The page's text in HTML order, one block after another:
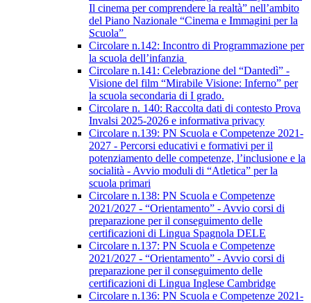
Il cinema per comprendere la realtà” nell’ambito
del Piano Nazionale “Cinema e Immagini per la
Scuola”
Circolare n.142: Incontro di Programmazione per
la scuola dell’infanzia
Circolare n.141: Celebrazione del “Dantedì” -
Visione del film “Mirabile Visione: Inferno” per
la scuola secondaria di I grado.
Circolare n. 140: Raccolta dati di contesto Prova
Invalsi 2025-2026 e informativa privacy
Circolare n.139: PN Scuola e Competenze 2021-
2027 - Percorsi educativi e formativi per il
potenziamento delle competenze, l’inclusione e la
socialità - Avvio moduli di “Atletica” per la
scuola primari
Circolare n.138: PN Scuola e Competenze
2021/2027 - “Orientamento” - Avvio corsi di
preparazione per il conseguimento delle
certificazioni di Lingua Spagnola DELE
Circolare n.137: PN Scuola e Competenze
2021/2027 - “Orientamento” - Avvio corsi di
preparazione per il conseguimento delle
certificazioni di Lingua Inglese Cambridge
Circolare n.136: PN Scuola e Competenze 2021-